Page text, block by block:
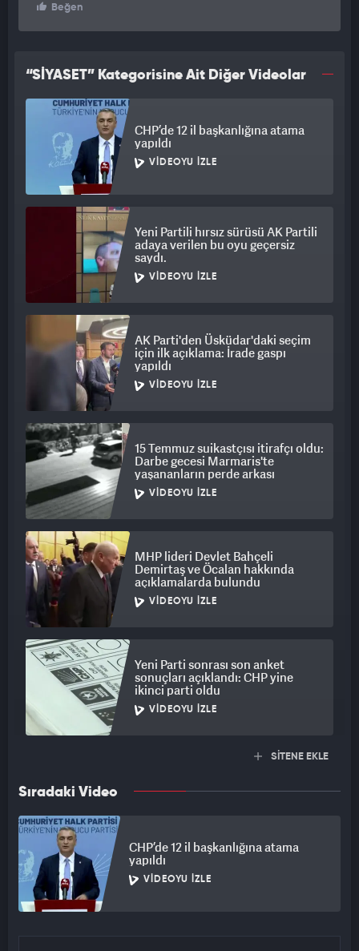
Beğen
“SİYASET” Kategorisine Ait Diğer Videolar
CHP’de 12 il başkanlığına atama
yapıldı
VIDEOYU İZLE
Yeni Partili hırsız sürüsü AK Partili
adaya verilen bu oyu geçersiz
saydı.
VIDEOYU İZLE
AK Parti'den Üsküdar'daki seçim
için ilk açıklama: İrade gaspı
yapıldı
VIDEOYU İZLE
15 Temmuz suikastçısı itirafçı oldu:
Darbe gecesi Marmaris'te
yaşananların perde arkası
VIDEOYU İZLE
MHP lideri Devlet Bahçeli
Demirtaş ve Öcalan hakkında
açıklamalarda bulundu
VIDEOYU İZLE
Yeni Parti sonrası son anket
sonuçları açıklandı: CHP yine
ikinci parti oldu
VIDEOYU İZLE
SİTENE EKLE
Sıradaki Video
CHP’de 12 il başkanlığına atama
yapıldı
VIDEOYU İZLE